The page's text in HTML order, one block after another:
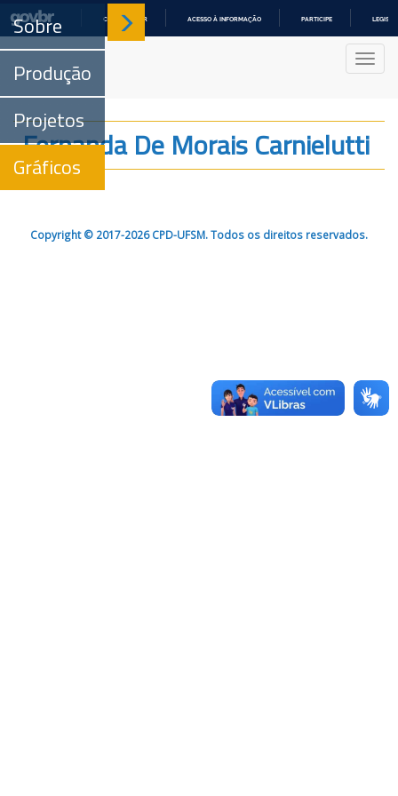
COMUNICA BR ACESSO À INFORMAÇÃO PARTICIPE
Sobre
Produção
Projetos
Gráficos
Fernanda De Morais Carnielutti
Copyright © 2017-2026 CPD-UFSM. Todos os direitos reservados.